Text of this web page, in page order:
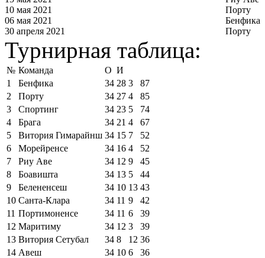
10 мая 2021
Порту
06 мая 2021
Бенфика
30 апреля 2021
Порту
Турнирная таблица:
№ Команда О И
1
Бенфика 34 28 3
87
2
Порту 34 27 4
85
3
Спортинг 34 23 5
74
4
Брага 34 21 4
67
5
Витория Гимарайнш 34 15 7
52
6
Морейренсе 34 16 4
52
7
Риу Аве 34 12 9
45
8
Боавишта 34 13 5
44
9
Белененсеш 34 10 13 43
10 Санта-Клара 34 11 9
42
11 Портимоненсе 34 11 6
39
12 Маритиму 34 12 3
39
13 Витория Сетубал 34 8 12 36
14 Авеш 34 10 6
36